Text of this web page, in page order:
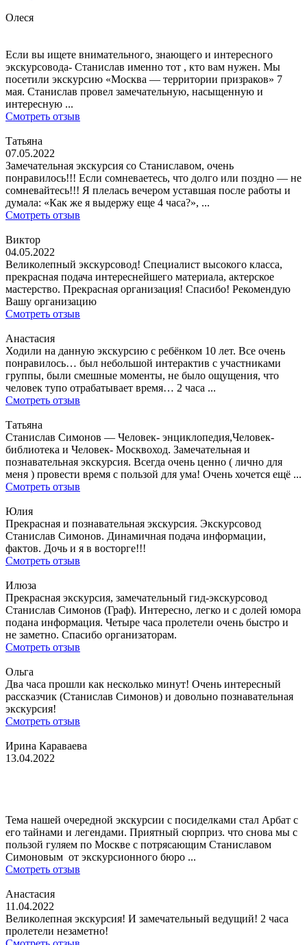
Олеся
Если вы ищете внимательного, знающего и интересного
экскурсовода- Станислав именно тот , кто вам нужен. Мы
посетили экскурсию «Москва — территории призраков» 7
мая. Станислав провел замечательную, насыщенную и
интересную ...
Смотреть отзыв
Татьяна
07.05.2022
Замечательная экскурсия со Станиславом, очень
понравилось!!! Если сомневаетесь, что долго или поздно — не
сомневайтесь!!! Я плелась вечером уставшая после работы и
думала: «Как же я выдержу еще 4 часа?», ...
Смотреть отзыв
Виктор
04.05.2022
Великолепный экскурсовод! Специалист высокого класса,
прекрасная подача интереснейшего материала, актерское
мастерство. Прекрасная организация! Спасибо! Рекомендую
Вашу организацию
Смотреть отзыв
Анастасия
Ходили на данную экскурсию с ребёнком 10 лет. Все очень
понравилось… был небольшой интерактив с участниками
группы, были смешные моменты, не было ощущения, что
человек тупо отрабатывает время… 2 часа ...
Смотреть отзыв
Татьяна
Станислав Симонов — Человек- энциклопедия,Человек-
библиотека и Человек- Москвоход. Замечательная и
познавательная экскурсия. Всегда очень ценно ( лично для
меня ) провести время с пользой для ума! Очень хочется ещё ...
Смотреть отзыв
Юлия
Прекрасная и познавательная экскурсия. Экскурсовод
Станислав Симонов. Динамичная подача информации,
фактов. Дочь и я в восторге!!!
Смотреть отзыв
Илюза
Прекрасная экскурсия, замечательный гид-экскурсовод
Станислав Симонов (Граф). Интересно, легко и с долей юмора
подана информация. Четыре часа пролетели очень быстро и
не заметно. Спасибо организаторам.
Смотреть отзыв
Ольга
Два часа прошли как несколько минут! Очень интересный
рассказчик (Станислав Симонов) и довольно познавательная
экскурсия!
Смотреть отзыв
Ирина Караваева
13.04.2022
Тема нашей очередной экскурсии с посиделками стал Арбат с
его тайнами и легендами. Приятный сюрприз. что снова мы с
пользой гуляем по Москве с потрясающим Станиславом
Симоновым от экскурсионного бюро ...
Смотреть отзыв
Анастасия
11.04.2022
Великолепная экскурсия! И замечательный ведущий! 2 часа
пролетели незаметно!